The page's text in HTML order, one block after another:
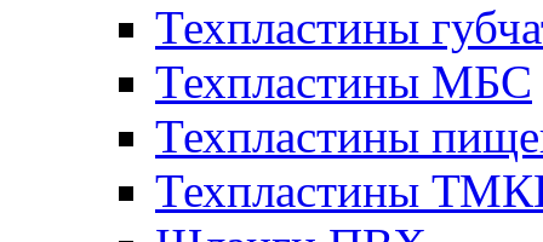
Техпластины
Техпластины МБС
Техпластины
Техпластины